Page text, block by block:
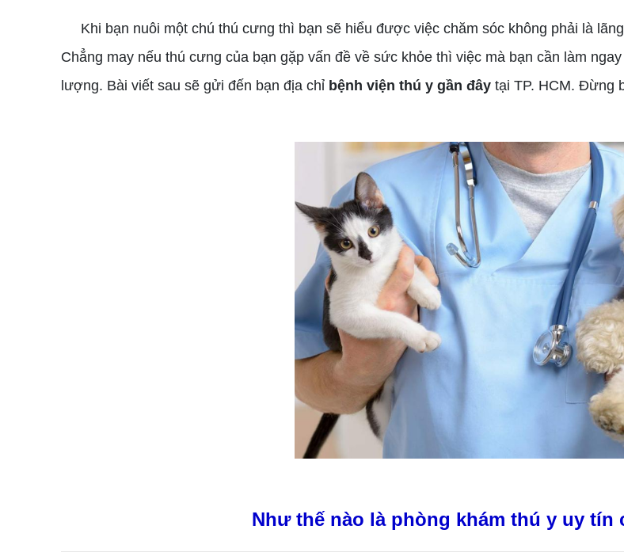
Khi bạn nuôi một chú thú cưng thì bạn sẽ hiểu được việc chăm sóc không phải là
Chẳng may nếu thú cưng của bạn gặp vấn đề về sức khỏe thì việc mà bạn cần làm
lượng. Bài viết sau sẽ gửi đến bạn địa chỉ bệnh viện thú y gần đây tại TP. HCM. Đừng
Như thế nào là phòng khám thú y uy tín